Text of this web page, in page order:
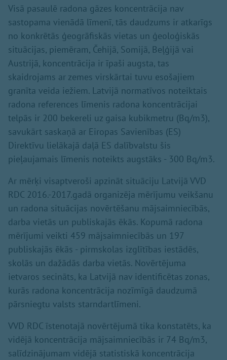
Visā pasaulē radona gāzes koncentrācija nav
sastopama vienādā līmenī, tās daudzums ir atkarīgs
no konkrētās ģeogrāfiskās vietas un ģeoloģiskās
situācijas, piemēram, Čehijā, Somijā, Beļģijā vai
Austrijā, koncentrācija ir īpaši augsta, tas
skaidrojams ar zemes virskārtai tuvu esošajiem
granīta veida iežiem. Latvijā normatīvos noteiktais
radona references līmenis radona koncentrācijai
telpās ir 200 bekereli uz gaisa kubikmetru (Bq/m3),
savukārt saskaņā ar Eiropas Savienības (ES)
Direktīvu lielākajā daļā ES dalībvalstu šis
pieļaujamais līmenis noteikts augstāks - 300 Bq/m3.
Ar mērķi visaptveroši apzināt situāciju Latvijā VVD
RDC 2016.-2017.gadā organizēja mērījumu veikšanu
un radona situācijas novērtēšanu mājsaimniecībās,
darba vietās un publiskajās ēkās. Kopumā radona
mērījumi veikti 459 mājsaimniecībās un 197
publiskajās ēkās - pirmskolas izglītības iestādēs,
skolās un dažādās darba vietās. Novērtējuma
ietvaros secināts, ka Latvijā nav identificētas zonas,
kurās radona koncentrācija nozīmīgā daudzumā
pārsniegtu valsts starndartlīmeni.
VVD RDC īstenotajā novērtējumā tika konstatēts, ka
vidējā koncentrācija mājsaimniecībās ir 74 Bq/m3,
salīdzinājumam vidējā statistiskā koncentrācija